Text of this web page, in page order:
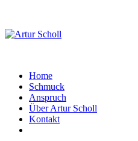
springen
Home
Schmuck
Anspruch
Über Artur Scholl
Kontakt